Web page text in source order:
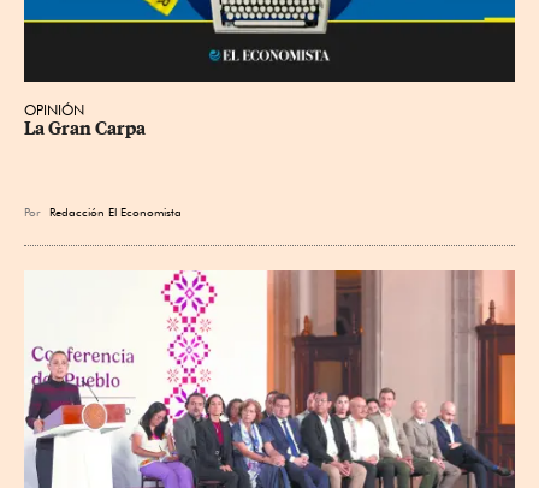
OPINIÓN
La Gran Carpa
Por Redacción El Economista